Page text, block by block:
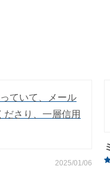
ていて、メール
ださり、一層信用
2025/01/06